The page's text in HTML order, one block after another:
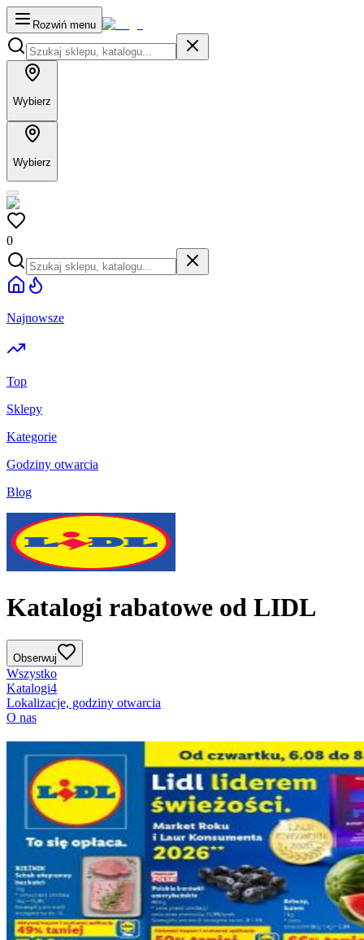
Rozwiń menu
Wybierz
Wybierz
0
Najnowsze
Top
Sklepy
Kategorie
Godziny otwarcia
Blog
Katalogi rabatowe od LIDL
Obserwuj
Wszystko
Katalogi4
Lokalizacje, godziny otwarcia
O nas